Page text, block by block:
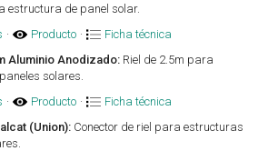
estructura de panel solar.
· Producto ·
Ficha técnica
Aluminio Anodizado: Riel de 2.5m para
solares.
· Producto ·
Ficha técnica
(Union): Conector de riel para estructuras